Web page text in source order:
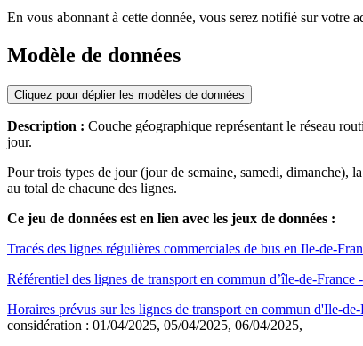
En vous abonnant à cette donnée, vous serez notifié sur votre
Modèle de données
Cliquez pour déplier les modèles de données
Description : Couche géographique représentant le réseau
jour.​
Pour trois types de jour (jour de semaine, samedi, dimanche),
au total de chacune des lignes.​
Ce jeu de données est en lien avec les jeux de données : ​
Tracés des lignes régulières commerciales de bus en Ile-de-
Référentiel des lignes de transport en commun d’île-de-
Horaires prévus sur les lignes de transport en commun d'Ile-
considération : 01/04/2025, 05/04/2025, 06/04/2025,​